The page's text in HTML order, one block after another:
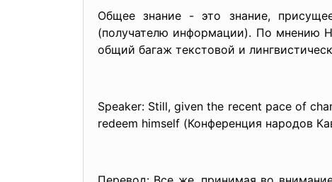
Общее знание - это знание,
(получателю информации). По мнению
общий багаж текстовой и
Speaker: Still, given the recent pace of
redeem himself (Конференция народов